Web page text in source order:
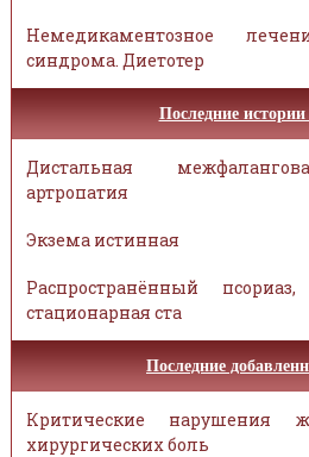
Немедикаментозное
синдрома. Диетотер
Последние истории
Дистальная
артропатия
Экзема истинная
Распространённый
стационарная ста
Последние
Критические нарушения
хирургических боль